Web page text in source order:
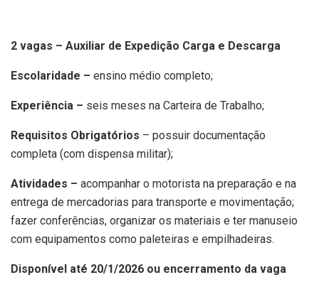
2 vagas – Auxiliar de Expedição Carga e Descarga
Escolaridade – ensino médio completo;
Experiência – seis meses na Carteira de Trabalho;
Requisitos Obrigatórios – possuir documentação
completa (com dispensa militar);
Atividades – acompanhar o motorista na preparação e na
entrega de mercadorias para transporte e movimentação;
fazer conferências, organizar os materiais e ter manuseio
com equipamentos como paleteiras e empilhadeiras.
Disponível até 20/1/2026 ou encerramento da vaga